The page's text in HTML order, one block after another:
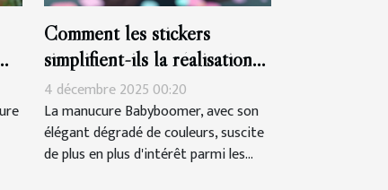
Comment les stickers
simplifient-ils la réalisation
d'une manucure Babyboomer
?
4 décembre 2025 00:20
La manucure Babyboomer, avec son
élégant dégradé de couleurs, suscite
de plus en plus d'intérêt parmi les...